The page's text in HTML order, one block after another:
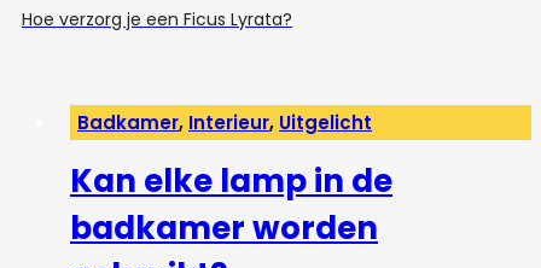
Hoe verzorg je een Ficus Lyrata?
Badkamer, Interieur, Uitgelicht
Kan elke lamp in de
badkamer worden